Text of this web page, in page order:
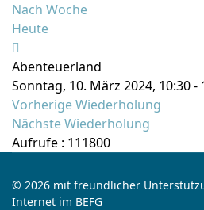
Nach Woche
Heute
Abenteuerland
Sonntag, 10. März 2024, 10:30 -
Vorherige Wiederholung
Nächste Wiederholung
Aufrufe : 111800
© 2026 mit freundlicher
Internet im BEFG